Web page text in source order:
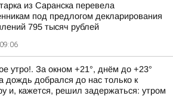
из Саранска перевела
под предлогом декларирования
795 тысяч рублей
09:06
утро!. За окном +21°, днём до +23°
дождь добрался до нас только к
и, кажется, решил задержаться: утром